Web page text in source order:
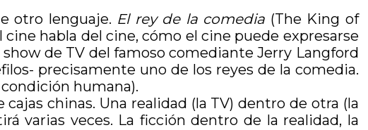
otro lenguaje. El rey de la comedia (The King of
habla del cine, cómo el cine puede expresarse
de TV del famoso comediante Jerry Langford
precisamente uno de los reyes de la comedia.
humana).
chinas. Una realidad (la TV) dentro de otra (la
varias veces. La ficción dentro de la realidad, la